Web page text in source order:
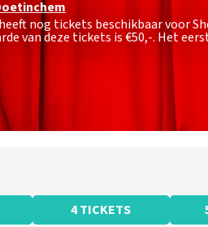
nog tickets beschikbaar voor
van deze tickets is€50,-. Het
4 TICKETS